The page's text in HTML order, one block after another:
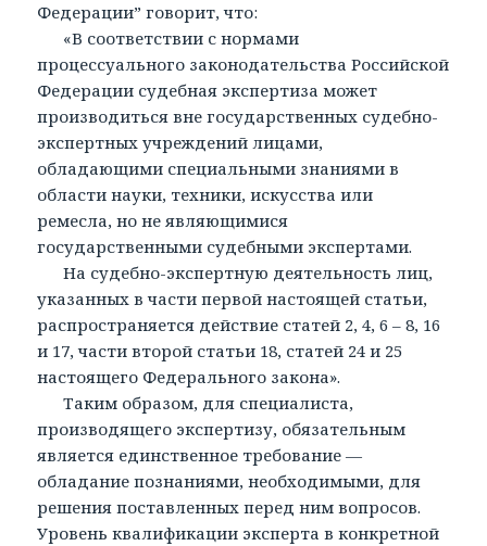
Федерации” говорит, что:
«В соответствии с нормами
процессуального законодательства Российской
Федерации судебная экспертиза может
производиться вне государственных судебно-
экспертных учреждений лицами,
обладающими специальными знаниями в
области науки, техники, искусства или
ремесла, но не являющимися
государственными судебными экспертами.
На судебно-экспертную деятельность лиц,
указанных в части первой настоящей статьи,
распространяется действие статей 2, 4, 6 – 8, 16
и 17, части второй статьи 18, статей 24 и 25
настоящего Федерального закона».
Таким образом, для специалиста,
производящего экспертизу, обязательным
является единственное требование —
обладание познаниями, необходимыми, для
решения поставленных перед ним вопросов.
Уровень квалификации эксперта в конкретной